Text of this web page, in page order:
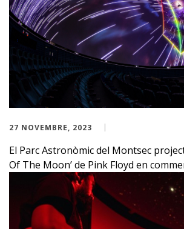
27 NOVEMBRE, 2023
El Parc Astronòmic del Montsec
Of The Moon’ de Pink Floyd en